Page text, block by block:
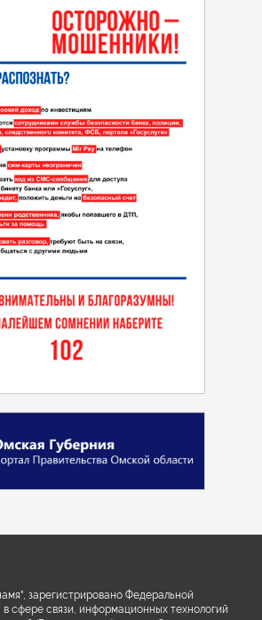
зарегистрировано Федеральной
сфере связи, информационных технологий